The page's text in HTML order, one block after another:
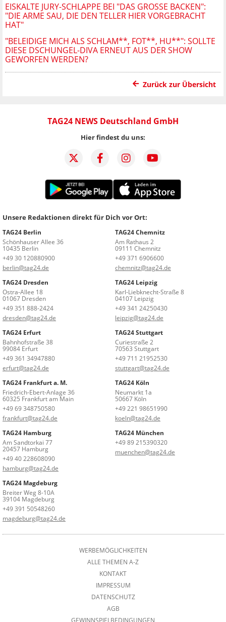
EISKALTE JURY-SCHLAPPE BEI "DAS GROSSE BACKEN": "
DIE ARME SAU, DIE DEN TELLER HIER VORGEBRACHT H
AT"
"BELEIDIGE MICH ALS SCHLAM**, FOT**, HU**": SOLLTE
DIESE DSCHUNGEL-DIVA ERNEUT AUS DER SHOW
GEWORFEN WERDEN?
Zurück zur Übersicht
TAG24 NEWS Deutschland GmbH
Hier findest du uns:
Unsere Redaktionen direkt für Dich vor Ort:
TAG24 Berlin
Schönhauser Allee 36
10435 Berlin
+49 30 120880900
berlin@tag24.de
TAG24 Chemnitz
Am Rathaus 2
09111 Chemnitz
+49 371 6906600
chemnitz@tag24.de
TAG24 Dresden
Ostra-Allee 18
01067 Dresden
+49 351 888-2424
dresden@tag24.de
TAG24 Leipzig
Karl-Liebknecht-Straße 8
04107 Leipzig
+49 341 24250430
leipzig@tag24.de
TAG24 Erfurt
Bahnhofstraße 38
99084 Erfurt
+49 361 34947880
erfurt@tag24.de
TAG24 Stuttgart
Curiestraße 2
70563 Stuttgart
+49 711 21952530
stuttgart@tag24.de
TAG24 Frankfurt a. M.
Friedrich-Ebert-Anlage 36
60325 Frankfurt am Main
+49 69 348750580
frankfurt@tag24.de
TAG24 Köln
Neumarkt 1a
50667 Köln
+49 221 98651990
koeln@tag24.de
TAG24 Hamburg
Am Sandtorkai 77
20457 Hamburg
+49 40 228608090
hamburg@tag24.de
TAG24 München
+49 89 215390320
muenchen@tag24.de
TAG24 Magdeburg
Breiter Weg 8-10A
39104 Magdeburg
+49 391 50548260
magdeburg@tag24.de
WERBEMÖGLICHKEITEN
ALLE THEMEN A-Z
KONTAKT
IMPRESSUM
DATENSCHUTZ
AGB
GEWINNSPIELBEDINGUNGEN